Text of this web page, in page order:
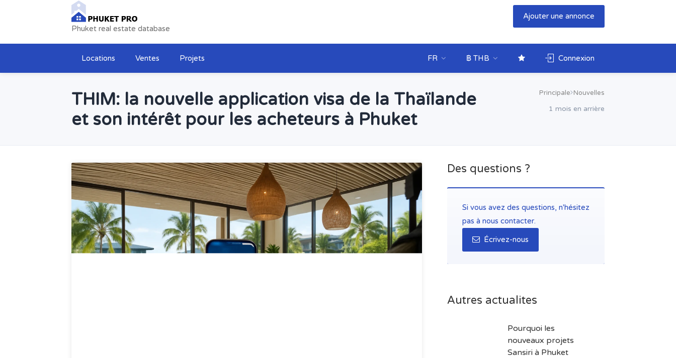
Phuket real estate database
Ajouter une annonce
Locations Ventes Projets Connexion
฿ THB
FR
THIM: la nouvelle application visa de la Thaïlande
et son intérêt pour les acheteurs à Phuket
Principale Nouvelles
1 mois en arrière
Des questions ?
Si vous avez des questions, n'hésitez
pas à nous contacter.
Écrivez-nous
Autres actualites
Pourquoi les
nouveaux projets
Sansiri à Phuket